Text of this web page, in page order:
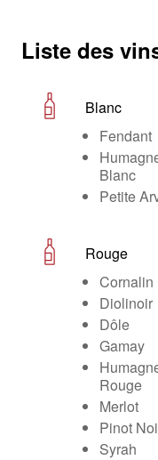
Liste des
Blanc
Fendant
Blanc
Petite
Rouge
Cornalin
Diolinoir
Dôle
Gamay
Rouge
Merlot
Pinot
Syrah